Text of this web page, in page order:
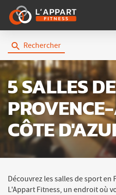
Rechercher
5 SALLES
CÔTE
Découvrez les salles de sport en
L'Appart Fitness, un endroit où